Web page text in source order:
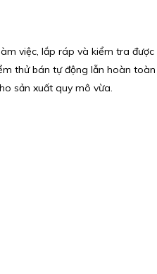
việc, lắp ráp và kiểm tra
thử bán tự động lẫn hoàn
sản xuất quy mô vừa.